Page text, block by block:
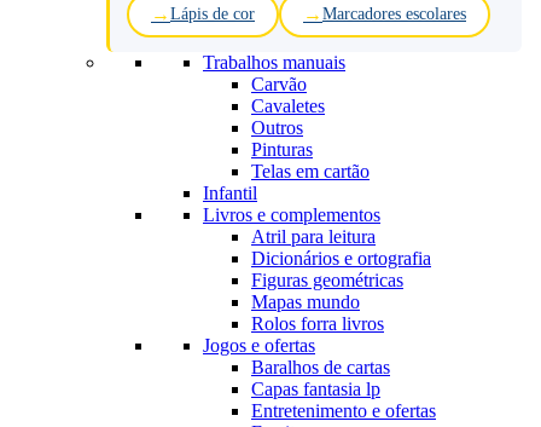
Lápis de cor Marcadores escolares
Trabalhos manuais
Carvão
Cavaletes
Outros
Pinturas
Telas em cartão
Infantil
Livros e complementos
Atril para leitura
Dicionários e ortografia
Figuras geométricas
Mapas mundo
Rolos forra livros
Jogos e ofertas
Baralhos de cartas
Capas fantasia lp
Entretenimento e ofertas